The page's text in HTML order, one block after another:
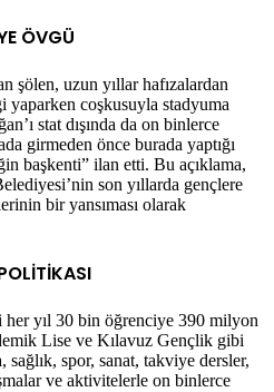
ÖVGÜ
şölen, uzun yıllar hafızalardan
yaparken coşkusuyla stadyuma
stat dışında da on binlerce
girmeden önce burada yaptığı
başkenti” ilan etti. Bu açıklama,
son yıllarda gençlere
bir yansıması olarak
yıl 30 bin öğrenciye 390 milyon
Lise ve Kılavuz Gençlik gibi
sağlık, spor, sanat, takviye dersler,
ve aktivitelerle on binlerce